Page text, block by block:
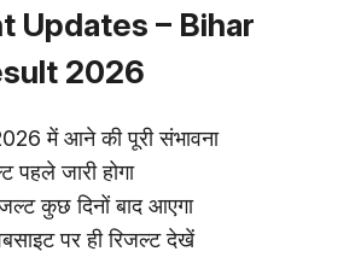
Updates – Bihar
2026
में आने की पूरी संभावना
पहले जारी होगा
कुछ दिनों बाद आएगा
पर ही रिजल्ट देखें